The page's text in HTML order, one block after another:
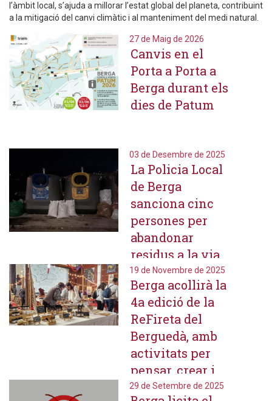
l’àmbit local, s’ajuda a millorar l’estat global del planeta, contribuint
a la mitigació del canvi climàtic i al manteniment del medi natural.
27 de Maig de 2026
Canvis en el
Porta a Porta a
Berga durant els
dies de Patum
03 de Desembre de 2025
La Policia Local
de Berga
sanciona cinc
persones per
abandonar
residus a la via
pública
19 de Novembre de 2025
Berga acollirà la
4a edició de la
ReFireta del
Berguedà, amb
activitats per
pensar, crear i
reduir residus
29 de Setembre de 2025